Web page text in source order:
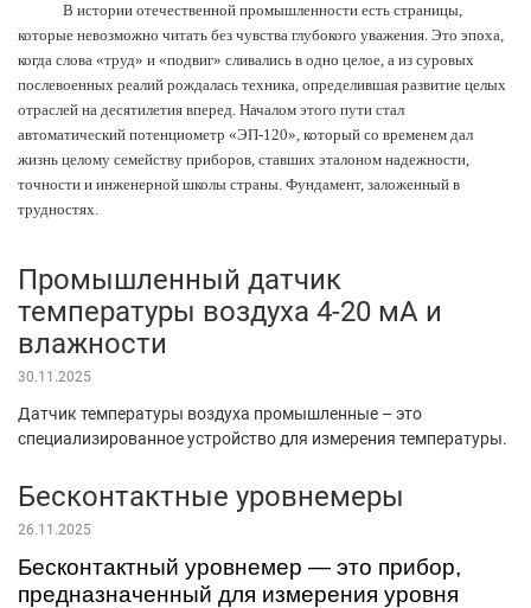
В истории отечественной промышленности есть страницы,
которые невозможно читать без чувства глубокого уважения. Это эпоха,
когда слова «труд» и «подвиг» сливались в одно целое, а из суровых
послевоенных реалий рождалась техника, определившая развитие целых
отраслей на десятилетия вперед. Началом этого пути стал
автоматический потенциометр «ЭП-120», который со временем дал
жизнь целому семейству приборов, ставших эталоном надежности,
точности и инженерной школы страны. Фундамент, заложенный в
трудностях.
Промышленный датчик
температуры воздуха 4-20 мА и
влажности
30.11.2025
Датчик температуры воздуха промышленные – это
специализированное устройство для измерения температуры.
Бесконтактные уровнемеры
26.11.2025
Бесконтактный уровнемер — это прибор,
предназначенный для измерения уровня